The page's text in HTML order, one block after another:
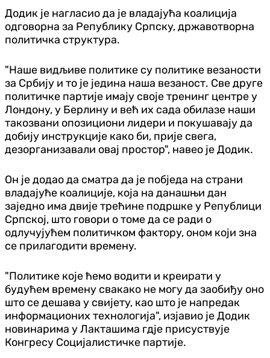
Додик је нагласио да је владајућа коалиција
одговорна за Републику Српску, државотворна
политичка структура.
"Наше видљиве политике су политике везаности
за Србију и то је једина наша везаност. Све друге
политичке партије имају своје тренинг центре у
Лондону, у Берлину и већ их сада обилазе наши
такозвани опозициони лидери и покушавају да
добију инструкције како би, прије свега,
дезорганизавали овај простор", навео је Додик.
Он је додао да сматра да је побједа на страни
владајуће коалиције, која на данашњи дан
заједно има двије трећине подршке у Републици
Српској, што говори о томе да се ради о
одлучујућем политичком фактору, оном који зна
се прилагодити времену.
"Политике које ћемо водити и креирати у
будућем времену свакако не могу да заобиђу оно
што се дешава у свијету, као што је напредак
информационих технологија", изјавио је Додик
новинарима у Лакташима гд‌је присуствује
Конгресу Социјалистичке партије.